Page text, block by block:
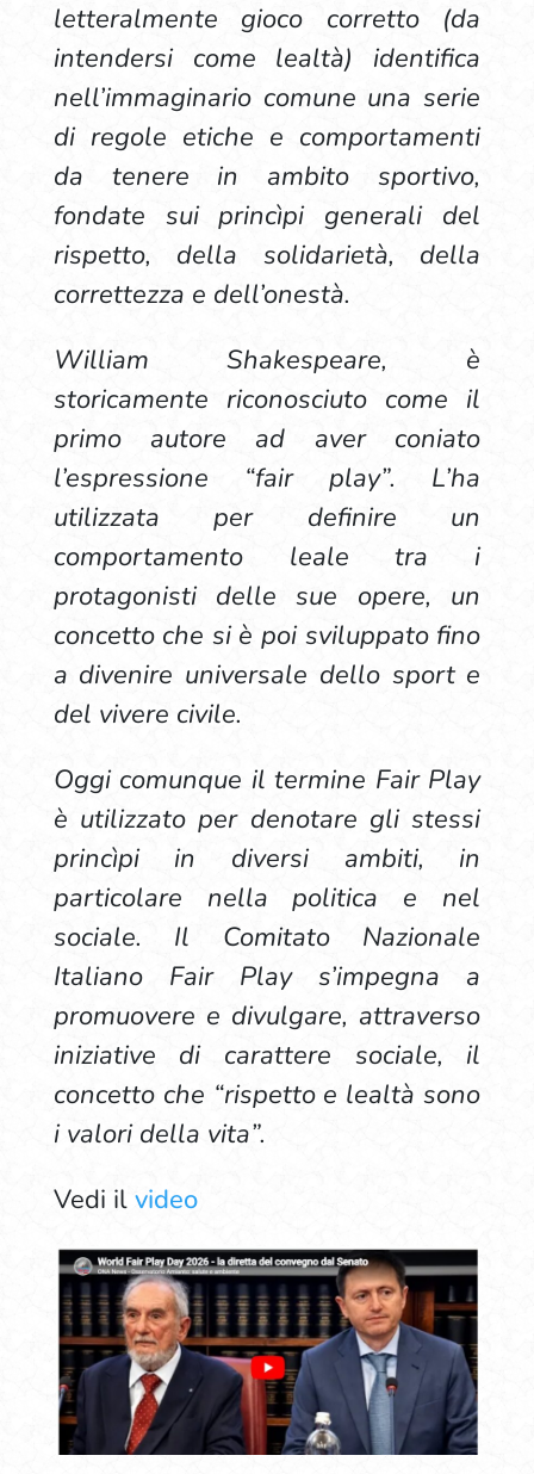
letteralmente gioco corretto (da
intendersi come lealtà) identifica
nell’immaginario comune una serie
di regole etiche e comportamenti
da tenere in ambito sportivo,
fondate sui princìpi generali del
rispetto, della solidarietà, della
correttezza e dell’onestà.
William Shakespeare, è
storicamente riconosciuto come il
primo autore ad aver coniato
l’espressione “fair play”. L’ha
utilizzata per definire un
comportamento leale tra i
protagonisti delle sue opere, un
concetto che si è poi sviluppato fino
a divenire universale dello sport e
del vivere civile.
Oggi comunque il termine Fair Play
è utilizzato per denotare gli stessi
princìpi in diversi ambiti, in
particolare nella politica e nel
sociale. Il Comitato Nazionale
Italiano Fair Play s’impegna a
promuovere e divulgare, attraverso
iniziative di carattere sociale, il
concetto che “rispetto e lealtà sono
i valori della vita”.
Vedi il video